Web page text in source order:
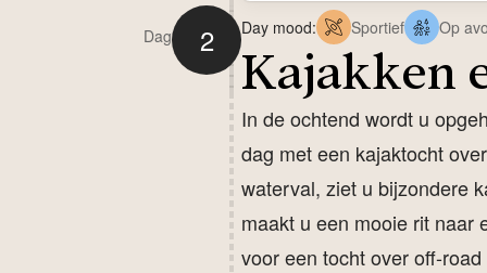
Dag 2 Day mood: Sportief Op
Kajakken
In de ochtend wordt u
dag met een kajaktocht
waterval, ziet u bijzondere
maakt u een mooie rit naar
voor een tocht over off-